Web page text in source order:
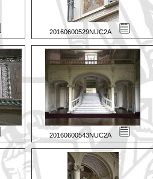
20160600529NUC2A
20160600543NUC2A